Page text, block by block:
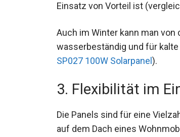
Einsatz von Vorteil ist
Auch im Winter kann man von
wasserbeständig und für
SP027 100W Solarpanel ).
3. Flexibilität im
Die Panels sind für eine
auf dem Dach eines